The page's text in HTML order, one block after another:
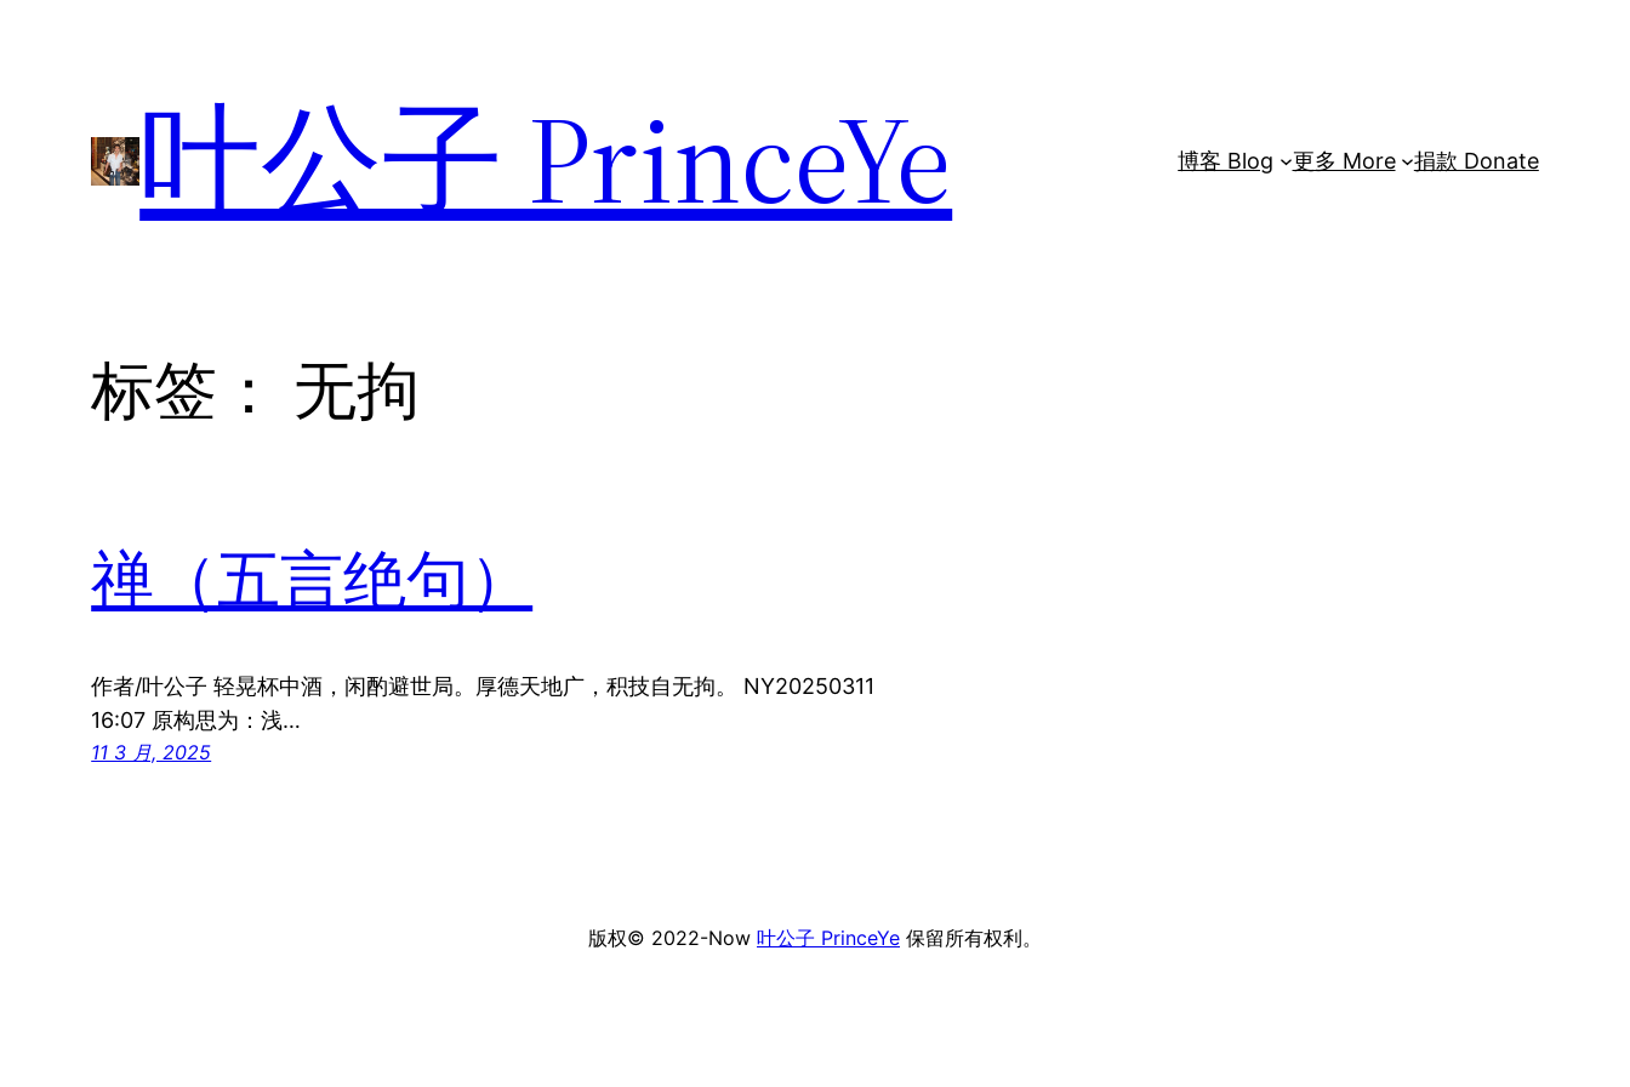
叶公子 PrinceYe 博客 Blog 更多 More 捐款 Donate
标签： 无拘
禅（五言绝句）
作者/叶公子 轻晃杯中酒，闲酌避世局。厚德天地广，积技自无拘。 NY20250311
16:07 原构思为：浅…
11 3 月, 2025
版权© 2022-Now 叶公子 PrinceYe 保留所有权利。